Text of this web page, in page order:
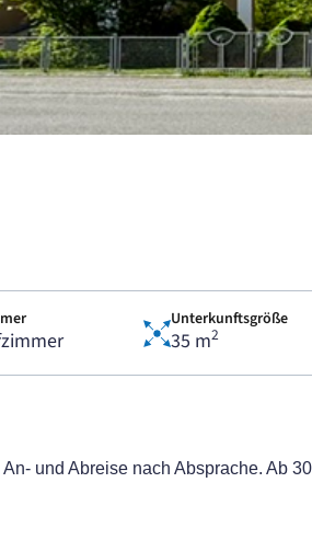
Unterkunftsgröße
35 m2
und Abreise nach Absprache. Ab